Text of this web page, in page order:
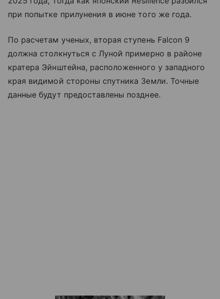
при попытке прилунения в июне того же года.
По расчетам ученых, вторая ступень Falcon 9
должна столкнуться с Луной примерно в районе
кратера Эйнштейна, расположенного у западного
края видимой стороны спутника Земли. Точные
данные будут предоставлены позднее.